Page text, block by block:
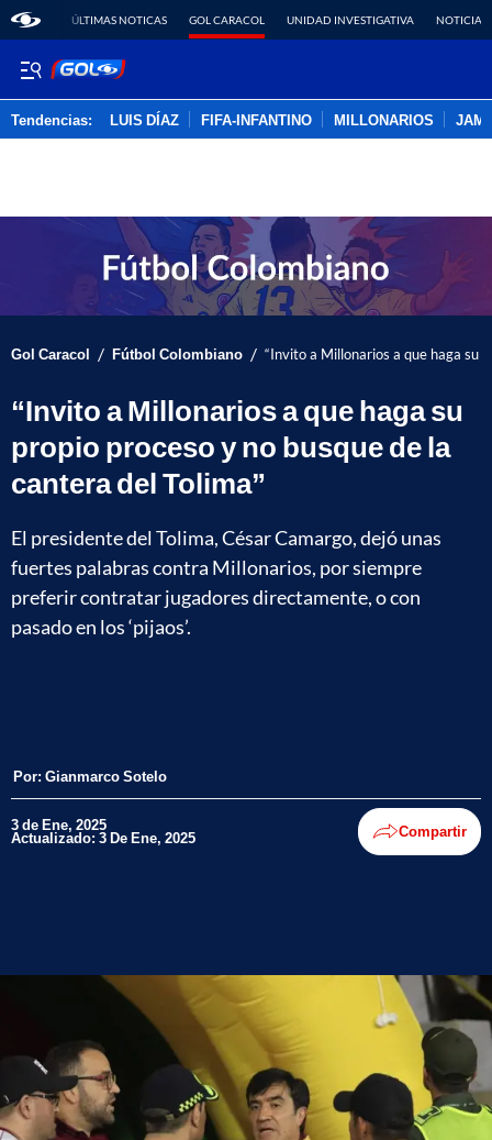
ÚLTIMAS NOTICAS GOL CARACOL UNIDAD INVESTIGATIVA NOTICIAS
Tendencias: LUIS DÍAZ FIFA-INFANTINO MILLONARIOS
Gol Caracol / Fútbol Colombiano / “Invito a Millonarios a que haga su
“Invito a Millonarios a que haga su
propio proceso y no busque de la
cantera del Tolima”
El presidente del Tolima, César Camargo, dejó unas
fuertes palabras contra Millonarios, por siempre
preferir contratar jugadores directamente, o con
pasado en los ‘pijaos’.
Por: Gianmarco Sotelo
3 de Ene, 2025
Actualizado: 3 De Ene, 2025 Compartir